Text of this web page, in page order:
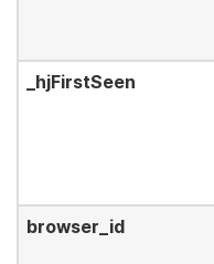
_hjFirstSeen
browser_id